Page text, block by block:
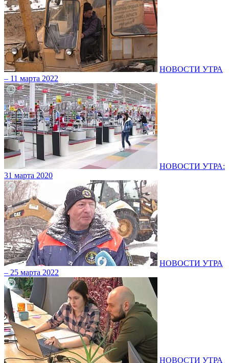
НОВОСТИ УТРА
– 11 марта 2022
НОВОСТИ УТРА:
31 марта 2020
НОВОСТИ УТРА
– 25 марта 2022
НОВОСТИ УТРА